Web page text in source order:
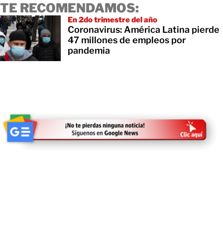
TE RECOMENDAMOS:
En 2do trimestre del año
Coronavirus: América Latina pierde
47 millones de empleos por
pandemia